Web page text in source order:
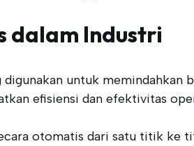
dalam Industri
untuk
efisiensi dan efektivitas
otomatis dari satu titik ke